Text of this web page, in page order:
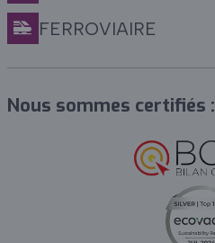
FERROVIAIRE
Nous sommes certifiés :